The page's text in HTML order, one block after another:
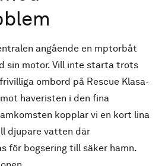
angående en mptorbåt
sin motor. Vill inte starta trots
ombord på Rescue Klasa-
haveristen i den fina
kopplar vi en kort lina
djupare vatten där
för bogsering till säker hamn.